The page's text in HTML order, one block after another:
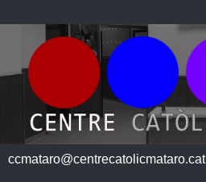
ccmataro@centrecatolicmataro.cat